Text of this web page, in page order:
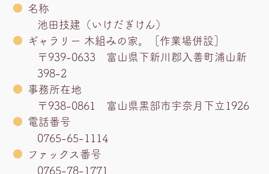
名称
池田技建（いけだぎけん）
ギャラリー 木組みの家。［作業場併設］
〒939-0633 富山県下新川郡入善町浦山新
398-2
事務所在地
〒938-0861 富山県黒部市宇奈月下立1926
電話番号
0765-65-1114
ファックス番号
0765-78-1771